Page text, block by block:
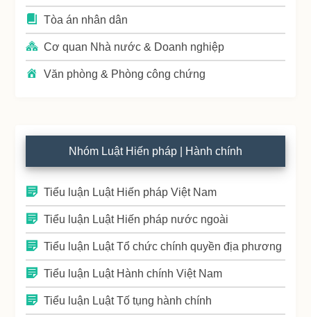
Tòa án nhân dân
Cơ quan Nhà nước & Doanh nghiệp
Văn phòng & Phòng công chứng
Nhóm Luật Hiến pháp | Hành chính
Tiểu luận Luật Hiến pháp Việt Nam
Tiểu luận Luật Hiến pháp nước ngoài
Tiểu luận Luật Tổ chức chính quyền địa phương
Tiểu luận Luật Hành chính Việt Nam
Tiểu luận Luật Tố tụng hành chính